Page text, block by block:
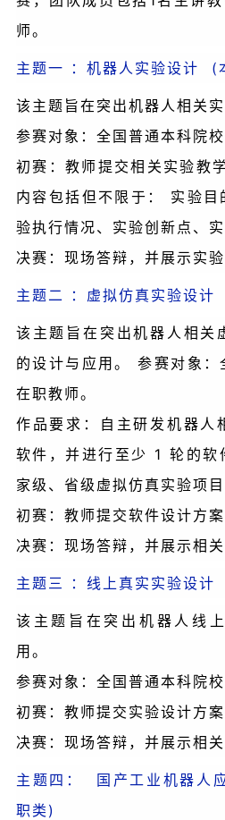
师。
主题一 ：机器人实验设计 (
该主题旨在突出机器人相关
参赛对象：全国普通本科院校
初赛：教师提交相关实验教
内容包括但不限于： 实验目
验执行情况、实验创新点、实
决赛：现场答辩，并展示实验
主题二 ：虚拟仿真实验设
该主题旨在突出机器人相关
的设计与应用。 参赛对象
在职教师。
作品要求：自主研发机器人
软件，并进行至少 1 轮的软
家级、省级虚拟仿真实验项目
初赛：教师提交软件设计方
决赛：现场答辩，并展示相
主题三 ：线上真实实验设
该主题旨在突出机器人线
用。
参赛对象：全国普通本科院校
初赛：教师提交实验设计方
决赛：现场答辩，并展示相
主题四： 国产工业机器人
职类)